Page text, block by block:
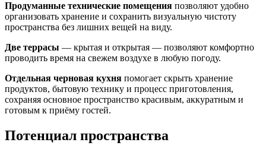
Продуманные технические помещения позволяют удобно
организовать хранение и сохранить визуальную чистоту
пространства без лишних вещей на виду.
Две террасы — крытая и открытая — позволяют комфортно
проводить время на свежем воздухе в любую погоду.
Отдельная черновая кухня помогает скрыть хранение
продуктов, бытовую технику и процесс приготовления,
сохраняя основное пространство красивым, аккуратным и
готовым к приёму гостей.
Потенциал пространства